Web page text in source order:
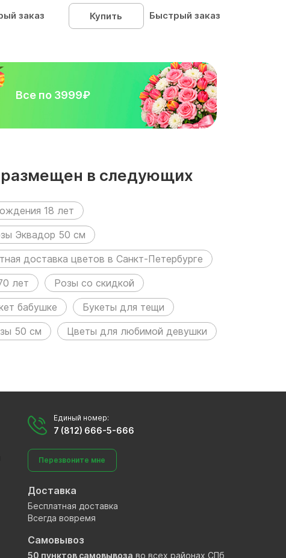
заказ
Купить
Быстрый заказ
Все по 3999₽
размещен в следующих
18 лет
Эквадор 50 см
доставка цветов в Санкт-Петербурге
лет
Розы со скидкой
бабушке
Букеты для тещи
50 см
Цветы для любимой девушки
Единый номер:
7 (812) 666-5-666
Перезвоните мне
Доставка
Бесплатная доставка
Всегда вовремя
Самовывоз
50 пунктов самовывоза во всех районах СПб